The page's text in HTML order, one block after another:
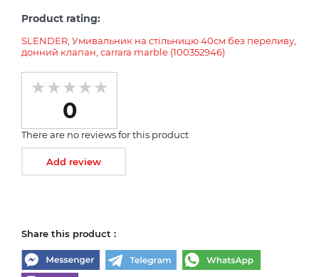
Product rating:
SLENDER, Умивальник на стільницю 40см без переливу,
донний клапан, carrara marble (100352946)
0
There are no reviews for this product
Add review
Share this product :